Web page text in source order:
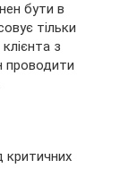
бути в
тільки
з
проводити
критичних